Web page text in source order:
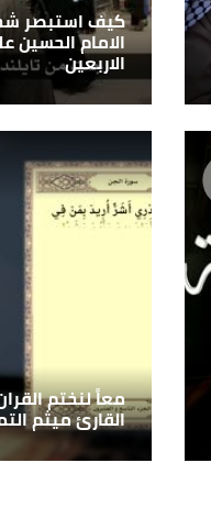
كيف استبصر
الامام الحسين
الاربعين
معاً لنختم
القارئ ميثم